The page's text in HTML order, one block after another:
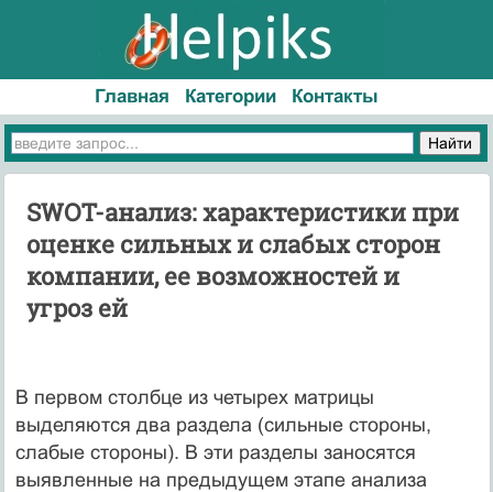
Главная Категории Контакты
SWOT-анализ: характеристики при
оценке сильных и слабых сторон
компании, ее возможностей и
угроз ей
В первом столбце из четырех матрицы
выделяются два раздела (сильные стороны,
слабые стороны). В эти разделы заносятся
выявленные на предыдущем этапе анализа